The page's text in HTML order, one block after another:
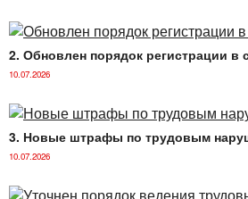
2. Обновлен порядок регистрации в
10.07.2026
3. Новые штрафы по трудовым
10.07.2026